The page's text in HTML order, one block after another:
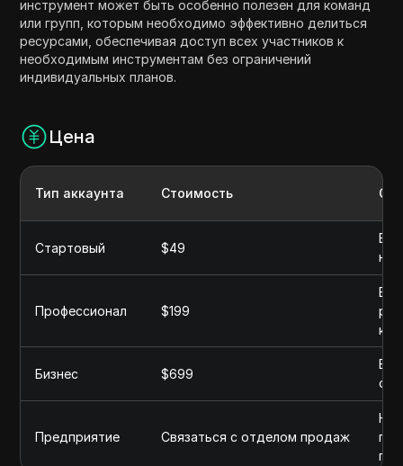
инструмент может быть особенно полезен для команд
или групп, которым необходимо эффективно делиться
ресурсами, обеспечивая доступ всех участников к
необходимым инструментам без ограничений
индивидуальных планов.
Цена
Тип аккаунта Стоимость
Стартовый $49
Профессионал $199
Бизнес $699
Предприятие Связаться с отделом продаж